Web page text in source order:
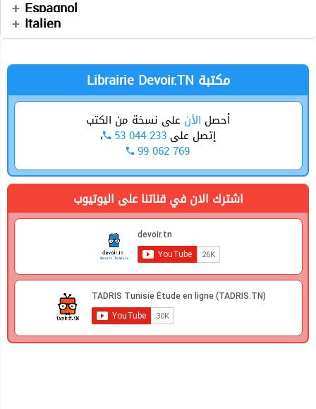
Espagnol
Italien
Devoirs
Librairie Devoir.TN مكتبة
أحصل الأن على نسخة من الكتب
إتصل على 53 044 233 ،
99 062 769
اشترك الان في قناتنا على اليوتيوب